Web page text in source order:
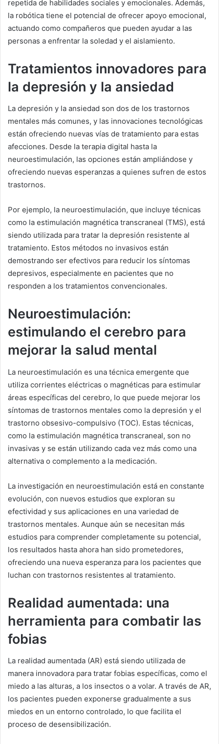
repetida de habilidades sociales y emocionales. Además,
la robótica tiene el potencial de ofrecer apoyo emocional,
actuando como compañeros que pueden ayudar a las
personas a enfrentar la soledad y el aislamiento.
Tratamientos innovadores para
la depresión y la ansiedad
La depresión y la ansiedad son dos de los trastornos
mentales más comunes, y las innovaciones tecnológicas
están ofreciendo nuevas vías de tratamiento para estas
afecciones. Desde la terapia digital hasta la
neuroestimulación, las opciones están ampliándose y
ofreciendo nuevas esperanzas a quienes sufren de estos
trastornos.
Por ejemplo, la neuroestimulación, que incluye técnicas
como la estimulación magnética transcraneal (TMS), está
siendo utilizada para tratar la depresión resistente al
tratamiento. Estos métodos no invasivos están
demostrando ser efectivos para reducir los síntomas
depresivos, especialmente en pacientes que no
responden a los tratamientos convencionales.
Neuroestimulación:
estimulando el cerebro para
mejorar la salud mental
La neuroestimulación es una técnica emergente que
utiliza corrientes eléctricas o magnéticas para estimular
áreas específicas del cerebro, lo que puede mejorar los
síntomas de trastornos mentales como la depresión y el
trastorno obsesivo-compulsivo (TOC). Estas técnicas,
como la estimulación magnética transcraneal, son no
invasivas y se están utilizando cada vez más como una
alternativa o complemento a la medicación.
La investigación en neuroestimulación está en constante
evolución, con nuevos estudios que exploran su
efectividad y sus aplicaciones en una variedad de
trastornos mentales. Aunque aún se necesitan más
estudios para comprender completamente su potencial,
los resultados hasta ahora han sido prometedores,
ofreciendo una nueva esperanza para los pacientes que
luchan con trastornos resistentes al tratamiento.
Realidad aumentada: una
herramienta para combatir las
fobias
La realidad aumentada (AR) está siendo utilizada de
manera innovadora para tratar fobias específicas, como el
miedo a las alturas, a los insectos o a volar. A través de AR,
los pacientes pueden exponerse gradualmente a sus
miedos en un entorno controlado, lo que facilita el
proceso de desensibilización.